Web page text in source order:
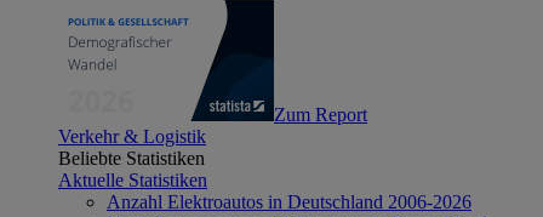
Zum Report
Verkehr & Logistik
Beliebte Statistiken
Aktuelle Statistiken
Anzahl Elektroautos in Deutschland 2006-2026